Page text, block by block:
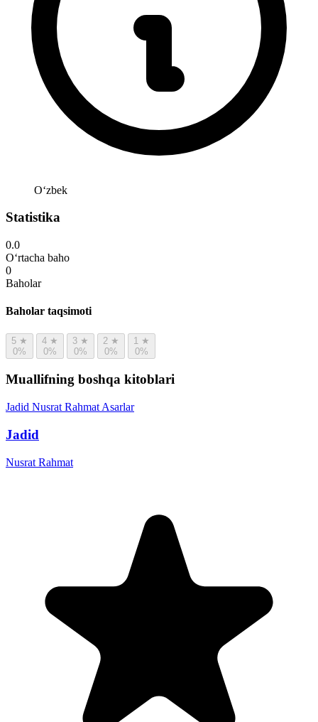
Oʻzbek
Statistika
0.0
O‘rtacha baho
0
Baholar
Baholar taqsimoti
5 ★
0%
4 ★
0%
3 ★
0%
2 ★
0%
1 ★
0%
Muallifning boshqa kitoblari
Jadid Nusrat Rahmat Asarlar
Jadid
Nusrat Rahmat